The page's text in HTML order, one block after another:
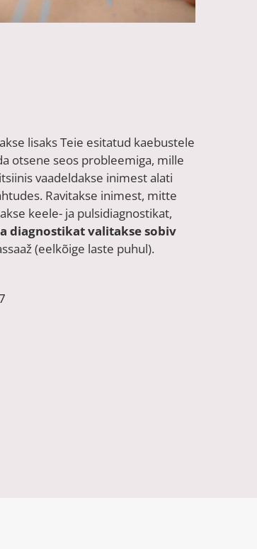
lisaks Teie esitatud kaebustele
otsene seos probleemiga, mille
vaadeldakse inimest alati
Ravitakse inimest, mitte
keele- ja pulsidiagnostikat,
diagnostikat valitakse sobiv
(eelkõige laste puhul).